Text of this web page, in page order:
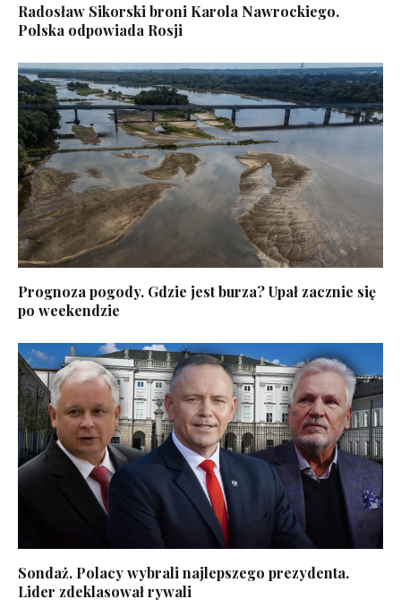
Radosław Sikorski broni Karola Nawrockiego.
Polska odpowiada Rosji
Prognoza pogody. Gdzie jest burza? Upał zacznie się
po weekendzie
Sondaż. Polacy wybrali najlepszego prezydenta.
Lider zdeklasował rywali